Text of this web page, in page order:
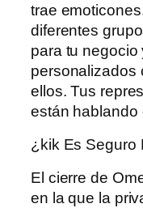
trae
diferentes
para tu negocio
personalizados
ellos. Tus
están hablando
¿kik Es Seguro
El cierre de
en la que la